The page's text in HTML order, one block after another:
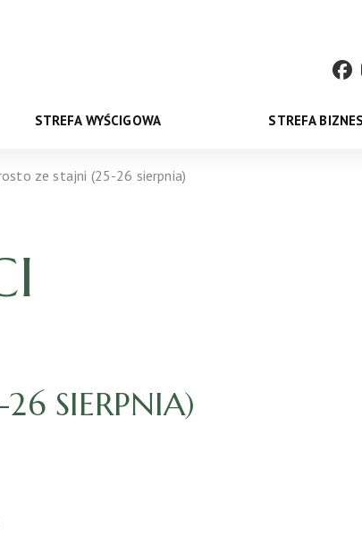
STREFA WYŚCIGOWA STREFA
ze stajni (25-26 sierpnia)
SIERPNIA)